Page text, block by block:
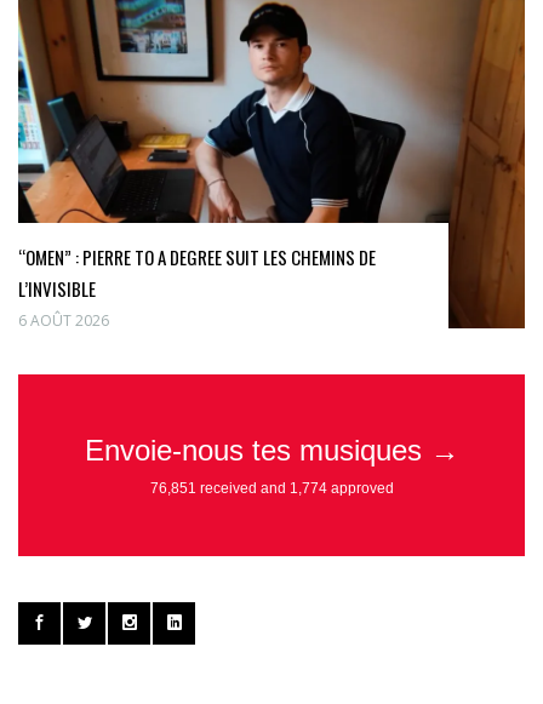
“OMEN” : PIERRE TO A DEGREE SUIT LES CHEMINS DE
L’INVISIBLE
6 AOÛT 2026